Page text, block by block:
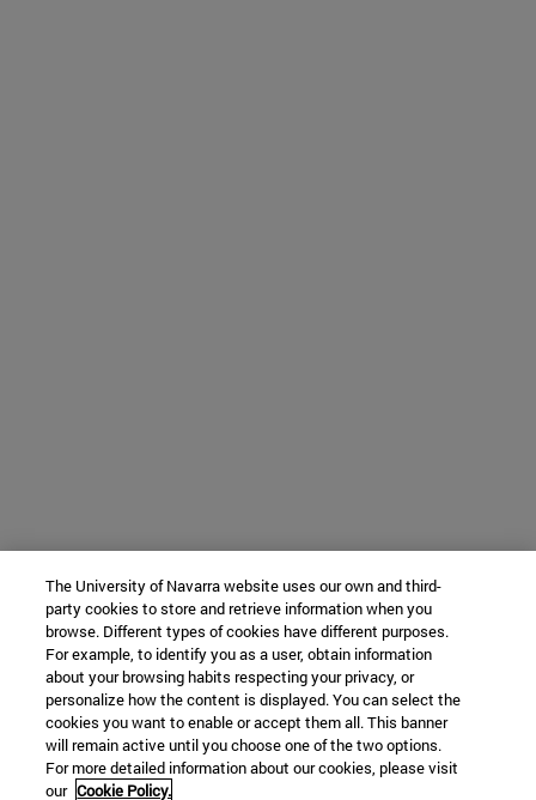
The University of Navarra website uses our own and third-
party cookies to store and retrieve information when you
browse. Different types of cookies have different purposes.
For example, to identify you as a user, obtain information
about your browsing habits respecting your privacy, or
personalize how the content is displayed. You can select the
cookies you want to enable or accept them all. This banner
will remain active until you choose one of the two options.
For more detailed information about our cookies, please visit
our Cookie Policy.